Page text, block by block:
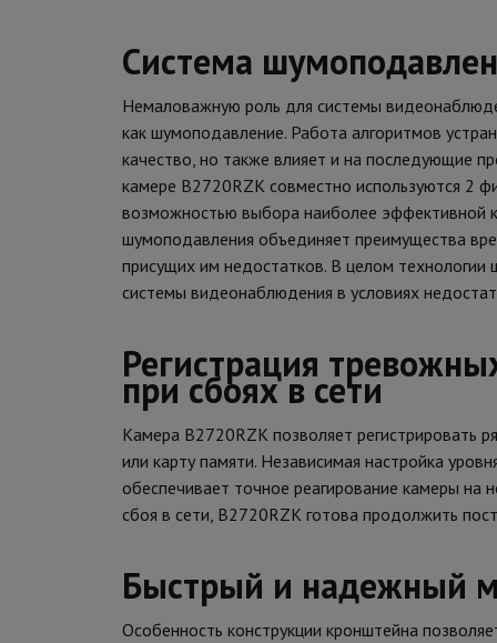
Система
Немаловажную роль для системы
как шумоподавление. Работа алгоритмов
качество, но также влияет и на последующие
камере B2720RZK совместно используются 2
возможностью выбора наиболее эффективной
шумоподавления объединяет преимущества
присущих им недостатков. В целом
системы видеонаблюдения в условиях
Регистрация
при сбоях в сети
Камера B2720RZK позволяет регистрировать
или карту памяти. Независимая настройка
обеспечивает точное реагирование камеры на
сбоя в сети, B2720RZK готова продолжить
Быстрый и надежный
Особенность конструкции кронштейна